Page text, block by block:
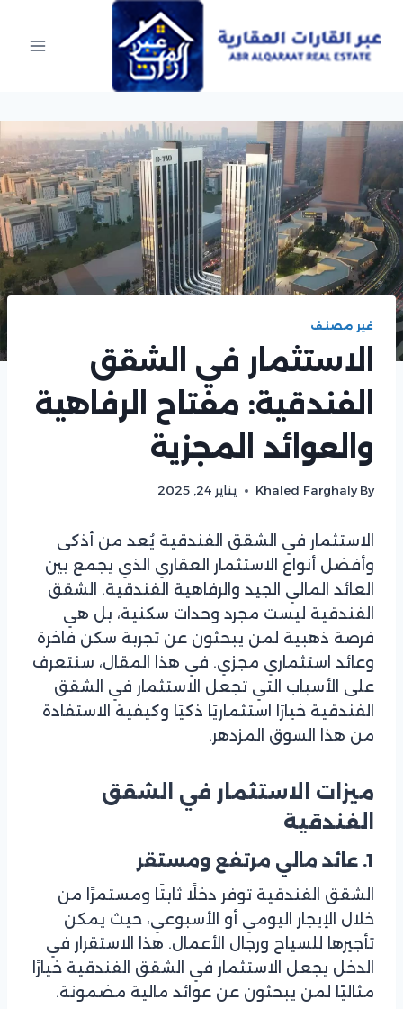
content
غير مصنف
الاستثمار في الشقق
الفندقية: مفتاح الرفاهية
والعوائد المجزية
By
Khaled Farghaly يناير 24, 2025
الاستثمار في الشقق الفندقية يُعد من أذكى
وأفضل أنواع الاستثمار العقاري الذي يجمع بين
العائد المالي الجيد والرفاهية الفندقية. الشقق
الفندقية ليست مجرد وحدات سكنية، بل هي
فرصة ذهبية لمن يبحثون عن تجربة سكن فاخرة
وعائد استثماري مجزي. في هذا المقال، سنتعرف
على الأسباب التي تجعل الاستثمار في الشقق
الفندقية خيارًا استثماريًا ذكيًا وكيفية الاستفادة
من هذا السوق المزدهر.
ميزات الاستثمار في الشقق
الفندقية
1. عائد مالي مرتفع ومستقر
الشقق الفندقية توفر دخلًا ثابتًا ومستمرًا من
خلال الإيجار اليومي أو الأسبوعي، حيث يمكن
تأجيرها للسياح ورجال الأعمال. هذا الاستقرار في
الدخل يجعل الاستثمار في الشقق الفندقية خيارًا
مثاليًا لمن يبحثون عن عوائد مالية مضمونة.